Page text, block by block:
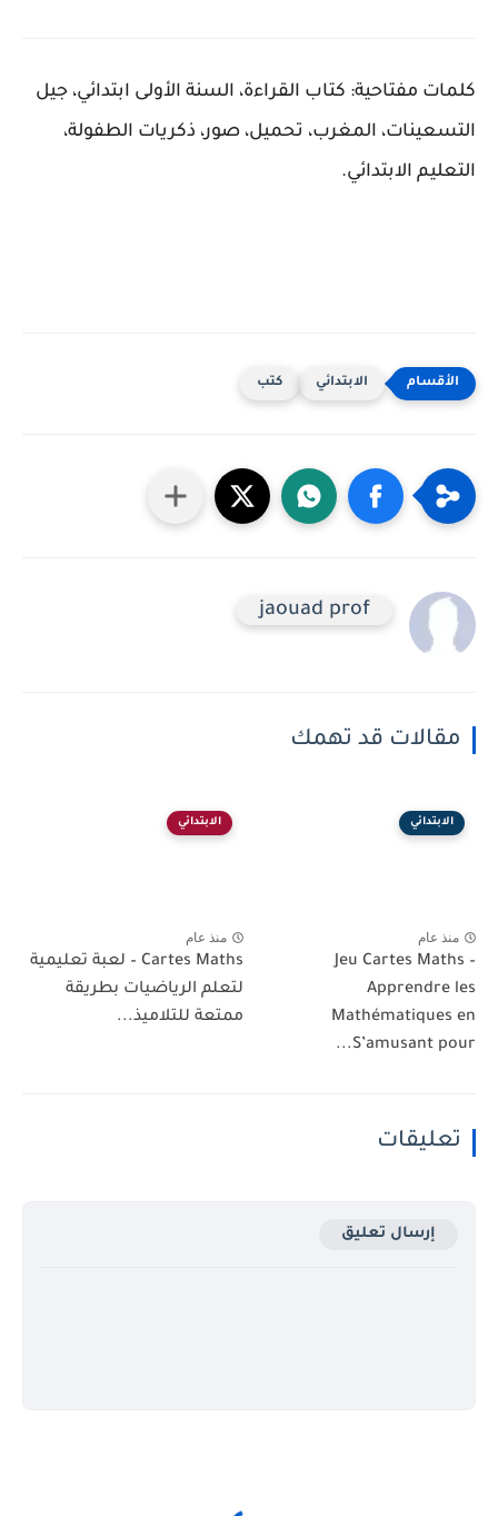
كلمات مفتاحية: كتاب القراءة، السنة الأولى ابتدائي، جيل
التسعينات، المغرب، تحميل، صور، ذكريات الطفولة،
التعليم الابتدائي.
الابتدائي كتب
jaouad prof
مقالات قد تهمك
الابتدائي
منذ عام
Jeu Cartes Maths –
Apprendre les
Mathématiques en
S’amusant pour...
الابتدائي
منذ عام
Cartes Maths – لعبة تعليمية
لتعلم الرياضيات بطريقة
ممتعة للتلاميذ...
تعليقات
إرسال تعليق